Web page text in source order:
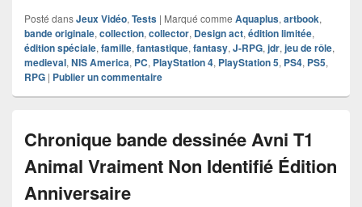
Posté dansJeux Vidéo, Tests | Marqué comme Aquaplus, artbook,
bande originale, collection, collector, Design act, édition limitée,
édition spéciale, famille, fantastique, fantasy, J-RPG, jdr, jeu de rôle,
medieval, NIS America, PC, PlayStation 4, PlayStation 5, PS4, PS5,
RPG | Publier un commentaire
Chronique bande dessinée Avni T1
Animal Vraiment Non Identifié Édition
Anniversaire